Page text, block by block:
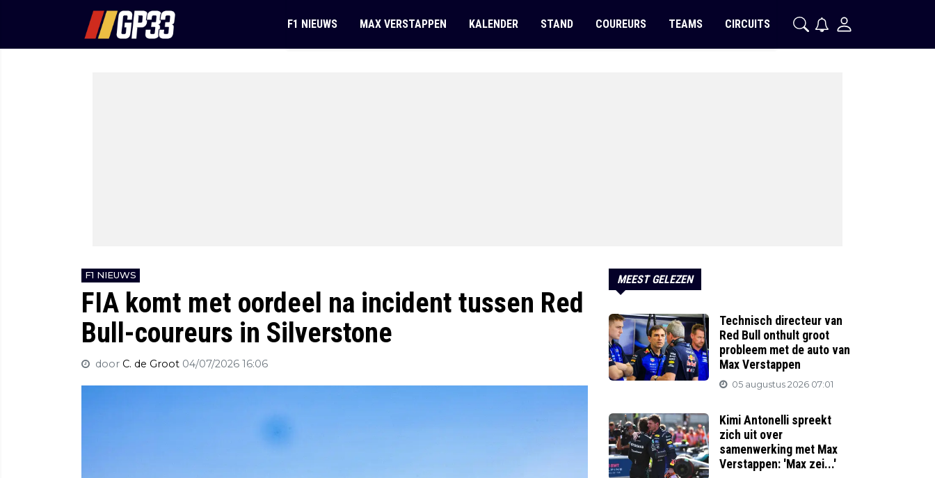
F1 NIEUWS MAX VERSTAPPEN KALENDER STAND COUREURS TEAMS CIRCUITS
F1 NIEUWS
FIA komt met oordeel na incident tussen Red
Bull-coureurs in Silverstone
door C. de Groot 04/07/2026 16:06
MEEST GELEZEN
Technisch directeur van
Red Bull onthult groot
probleem met de auto van
Max Verstappen
05 augustus 2026 07:01
Kimi Antonelli spreekt
zich uit over
samenwerking met Max
Verstappen: 'Max zei...'